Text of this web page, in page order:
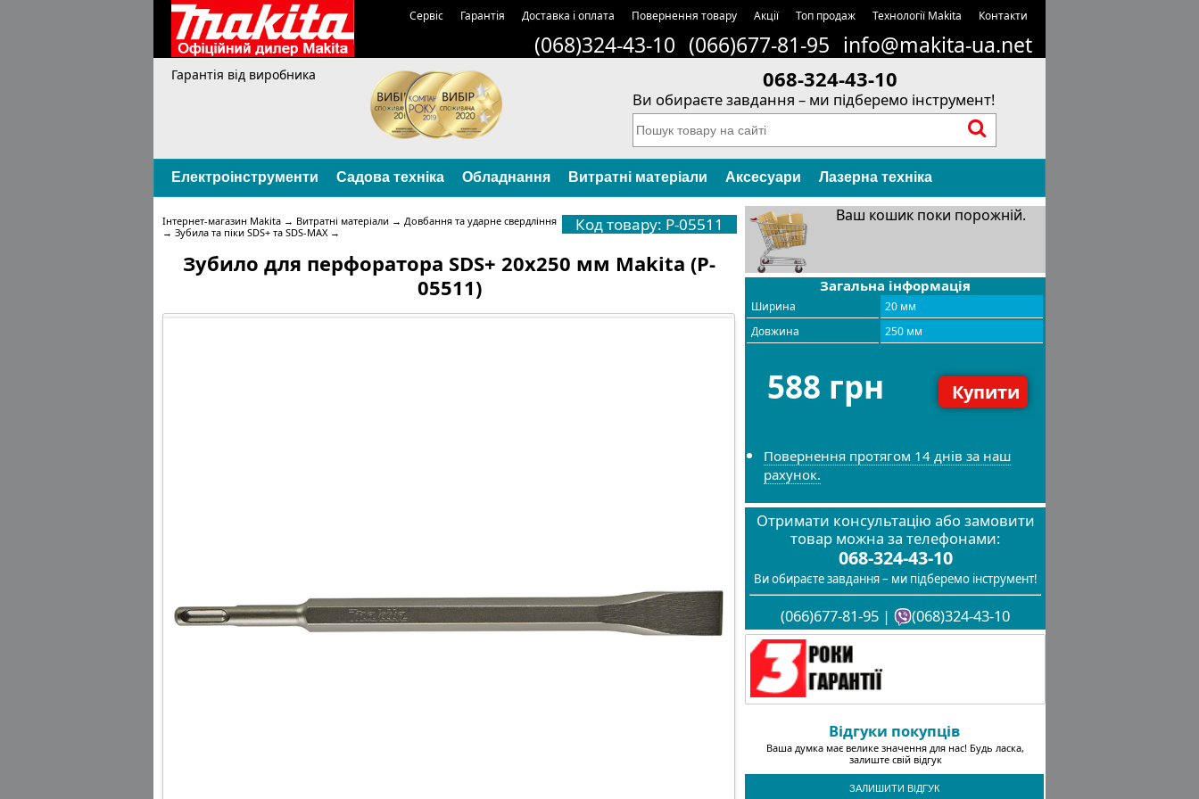
Сервіс Гарантія Доставка і оплата Повернення товару Акції Топ продаж Технології Makita Контакти
(068)324-43-10 (066)677-81-95 info@makita-ua.net
Гарантія від виробника 068-324-43-10
Ви обираєте завдання – ми підберемо інструмент!
Електроінструменти Садова техніка Обладнання Витратні матеріали Аксесуари Лазерна техніка
Код товару: P-05511
Інтернет-магазин Makita → Витратні матеріали → Довбання та ударне свердління
→ Зубила та піки SDS+ та SDS-MAX→
Зубило для перфоратора SDS+ 20х250 мм Makita (P-
05511)
Ваш кошик поки порожній.
Загальна інформація
Ширина
20 мм
Довжина
250 мм
588 грн Купити
Повернення протягом 14 днів за наш
рахунок.
Отримати консультацію або замовити
товар можна за телефонами:
068-324-43-10
Ви обираєте завдання – ми підберемо інструмент!
(066)677-81-95 | (068)324-43-10
Відгуки покупців
Ваша думка має велике значення для нас! Будь ласка,
залиште свій відгук
ЗАЛИШИТИ ВІДГУК